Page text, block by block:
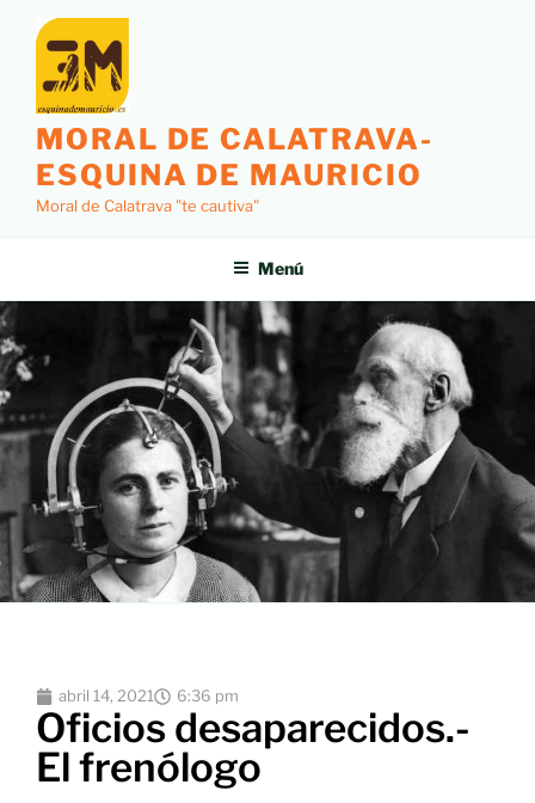
MORAL DE CALATRAVA-
ESQUINA DE MAURICIO
Moral de Calatrava "te cautiva"
Menú
abril 14, 2021 6:36 pm
Oficios desaparecidos.-
El frenólogo